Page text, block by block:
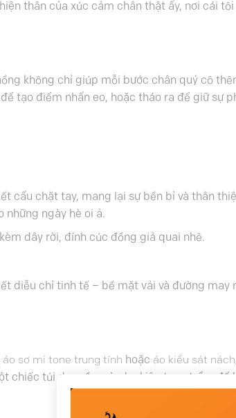
thân của xúc cảm chân thật ấy, nơi cái
không chỉ giúp mỗi bước chân quý cô
tạo điểm nhấn eo, hoặc tháo ra để giữ sự
cấu chặt tay, mang lại sự bền bỉ và thân
những ngày hè oi ả.
dây rời, đính cúc đồng giả quai nhê.
diễu chỉ tinh tế – bề mặt vải và đường may
áo sơ mi tone trung tính hoặc áo kiểu sát nách
chiếc túi da mềm và phụ kiện tone trầm để